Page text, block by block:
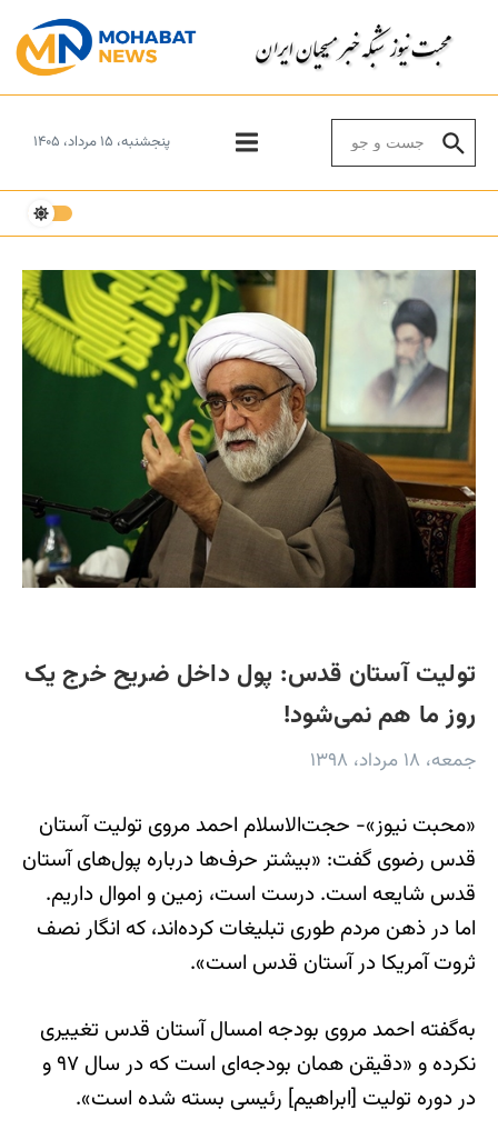
پنجشنبه، ۱۵ مرداد، ۱۴۰۵
تولیت آستان قدس: پول داخل ضریح خرج یک
روز ما هم نمی‌شود!
جمعه، ۱۸ مرداد، ۱۳۹۸
«محبت نیوز»- حجت‌الاسلام احمد مروی تولیت آستان
قدس رضوی گفت: «بیشتر حرف‌ها درباره پول‌های آستان
قدس شایعه است. درست است، زمین و اموال داریم.
اما در ذهن مردم طوری تبلیغات کرده‌اند، که انگار نصف
ثروت آمریکا در آستان قدس است».
به‌گفته احمد مروی بودجه امسال آستان قدس تغییری
نکرده و «دقیقن همان بودجه‌ای است که در سال ۹۷ و
در دوره تولیت [ابراهیم] رئیسی بسته شده است».